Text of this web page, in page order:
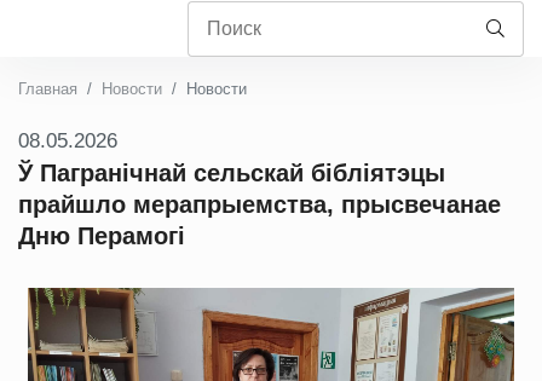
Главная Новости Новости
08.05.2026
Ў Пагранічнай сельскай бібліятэцы
прайшло мерапрыемства, прысвечанае
Дню Перамогі